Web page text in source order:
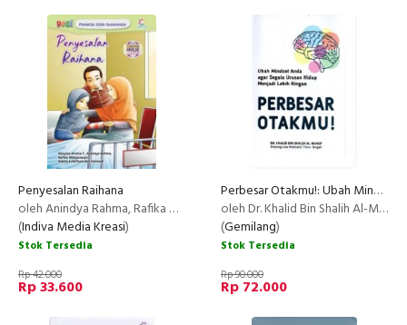
Penyesalan Raihana
oleh Anindya Rahma, Rafika Widyanasari, Rasyiqa Annisa Thohira, Nabila Luthfiana Nur Fatimah
(Indiva Media Kreasi)
Stok Tersedia
Rp 42.000
Rp 33.600
Perbesar Otakmu!: Ubah Mindset Anda agar Segala Urusan Hidup Menjadi Lebih Ringan
oleh Dr. Khalid Bin Shalih Al-Munif
(Gemilang)
Stok Tersedia
Rp 90.000
Rp 72.000